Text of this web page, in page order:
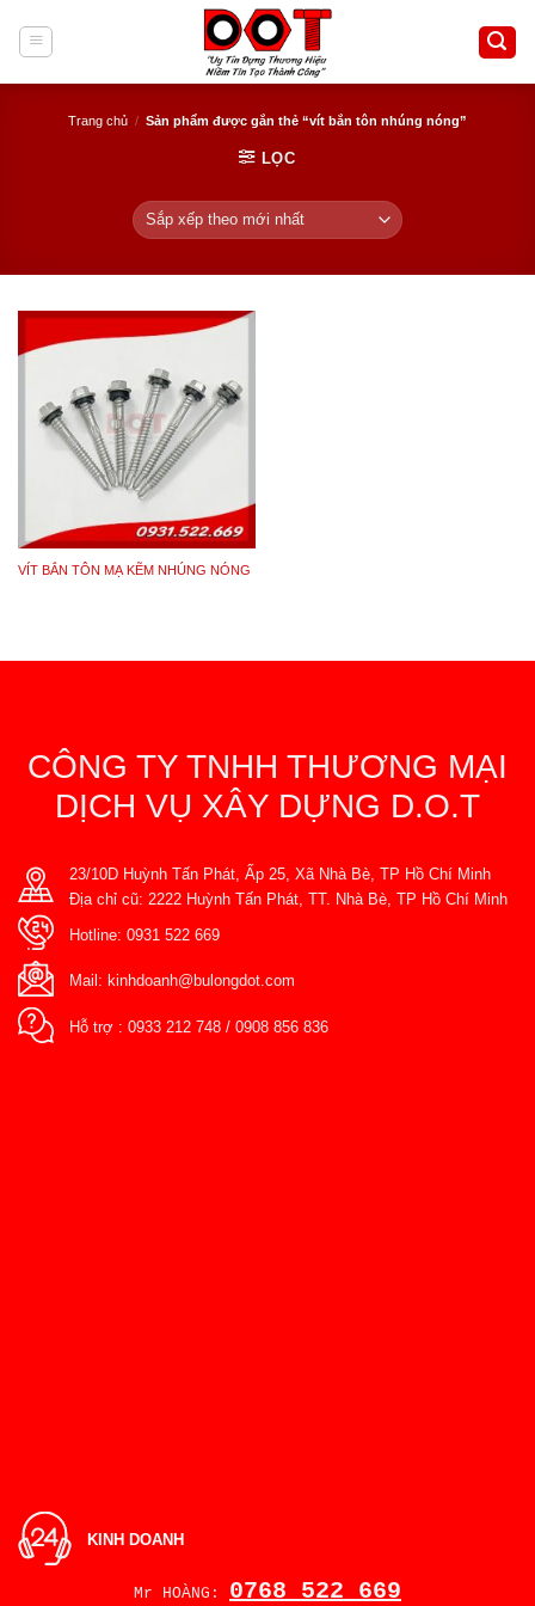
content
Trang chủ / Sản phẩm được gắn thẻ “vít bắn tôn nhúng nóng”
LỌC
VÍT BẮN TÔN MẠ KẼM NHÚNG NÓNG
CÔNG TY TNHH THƯƠNG MẠI
DỊCH VỤ XÂY DỰNG D.O.T
23/10D Huỳnh Tấn Phát, Ấp 25, Xã Nhà Bè, TP Hồ Chí Minh
Địa chỉ cũ: 2222 Huỳnh Tấn Phát, TT. Nhà Bè, TP Hồ Chí Minh
Hotline:0931 522 669
Mail: kinhdoanh@bulongdot.com
Hỗ trợ :0933 212 748 /0908 856 836
KINH DOANH
Mr HOÀNG: 0768 522 669